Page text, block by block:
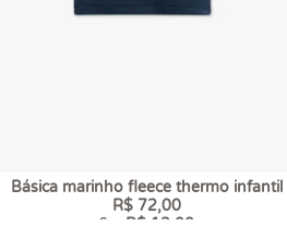
Básica marinho fleece thermo infantil
R$ 72,00
6 x R$ 12,00